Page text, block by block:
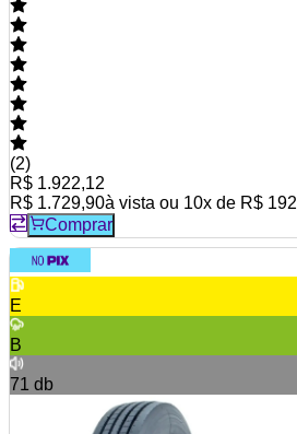
(2)
R$ 1.922,12
R$ 1.729,90à vista ou 10x de R$
Comprar
E
B
71 db